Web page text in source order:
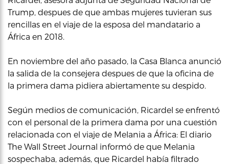
Trump, despues de que ambas mujeres tuvieran sus
rencillas en el viaje de la esposa del mandatario a
África en 2018.
En noviembre del año pasado, la Casa Blanca anunció
la salida de la consejera despues de que la oficina de
la primera dama pidiera abiertamente su despido.
Según medios de comunicación, Ricardel se enfrentó
con el personal de la primera dama por una cuestión
relacionada con el viaje de Melania a África: El diario
The Wall Street Journal informó de que Melania
sospechaba, además, que Ricardel había filtrado